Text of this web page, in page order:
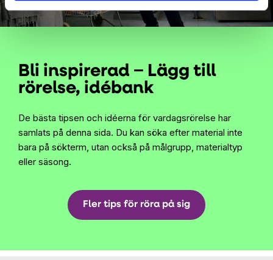
Bli inspirerad − Lägg till
rörelse, idébank
De bästa tipsen och idéerna för vardagsrörelse har
samlats på denna sida. Du kan söka efter material inte
bara på sökterm, utan också på målgrupp, materialtyp
eller säsong.
Fler tips för röra på sig